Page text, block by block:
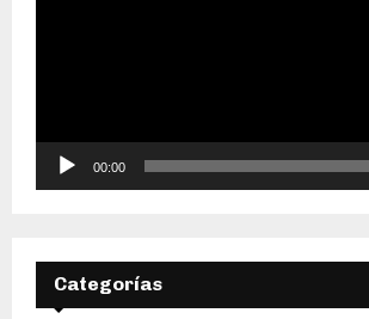
t
r
v
00:00
Categorías